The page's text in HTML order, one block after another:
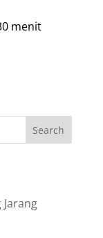
menit
Search